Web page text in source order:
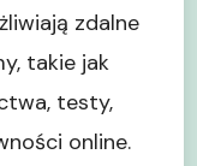
zdalne
takie jak
testy,
online.